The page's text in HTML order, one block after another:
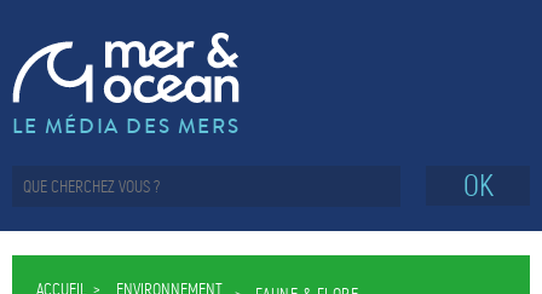
LE MÉDIA DES MERS
OK
ACCUEIL ENVIRONNEMENT